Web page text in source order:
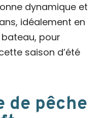
dynamique et
idéalement en
pour
saison d’été
de pêche